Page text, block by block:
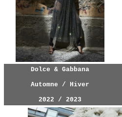
Dolce & Gabbana
Automne / Hiver
2022 / 2023